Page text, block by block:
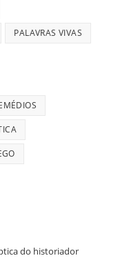
PALAVRAS VIVAS
do historiador